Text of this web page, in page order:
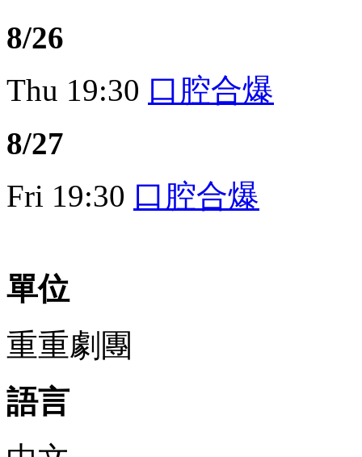
8/26
Thu 19:30 口腔合爆
8/27
Fri 19:30 口腔合爆
單位
重重劇團
語言